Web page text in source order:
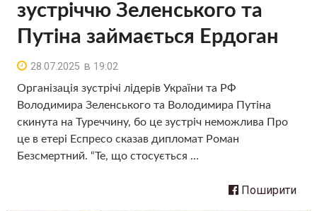
зустріччю Зеленського та
Путіна займається Ердоган
28.07.2025 в 19:02
Організація зустрічі лідерів України та РФ
Володимира Зеленського та Володимира Путіна
скинута на Туреччину, бо це зустріч неможлива Про
це в етері Еспресо сказав дипломат Роман
Безсмертний. “Те, що стосується …
Поширити